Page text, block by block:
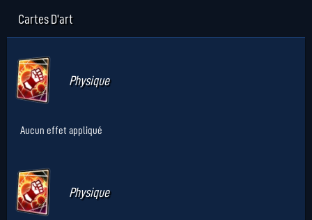
Cartes D'art
Physique
Aucun effet appliqué
Physique